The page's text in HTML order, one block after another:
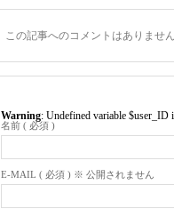
この記事へのコメントはありません
Warning : Undefined variable $user_ID
名前 ( 必須 )
E-MAIL ( 必須 ) ※ 公開されません